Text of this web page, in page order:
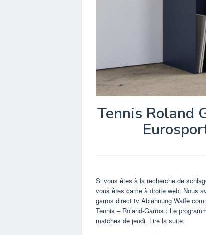
Tennis Roland
Si vous êtes à la recherche de
vous êtes came à droite web. Nous
garros direct tv Ablehnung Waffe
Tennis – Roland-Garros : Le
matches de jeudi. Lire la suite: